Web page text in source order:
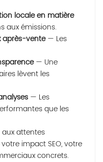
locale en matière
aux émissions.
après-vente— Les
— Une
lèvent les
— Les
que les
attentes
impact SEO, votre
concrets.